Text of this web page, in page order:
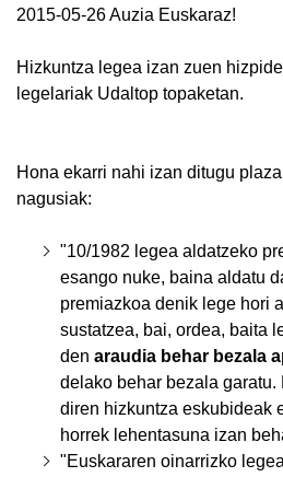
2015-05-26 Auzia Euskaraz!
Hizkuntza legea izan zuen
legelariak Udaltop topaketan.
Hona ekarri nahi izan ditugu
nagusiak:
"10/1982 legea aldatzeko
esango nuke, baina aldatu
premiazkoa denik lege hori
sustatzea, bai, ordea, baita
den araudia behar bezala
delako behar bezala garatu.
diren hizkuntza eskubideak
horrek lehentasuna izan
"Euskararen oinarrizko